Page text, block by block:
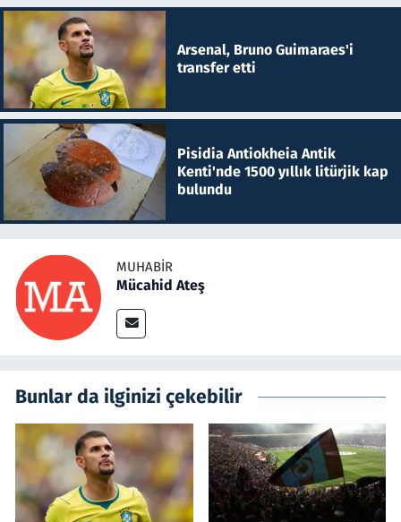
Arsenal, Bruno Guimaraes'i
transfer etti
Pisidia Antiokheia Antik
Kenti'nde 1500 yıllık litürjik kap
bulundu
MUHABIR
Mücahid Ateş
Bunlar da ilginizi çekebilir